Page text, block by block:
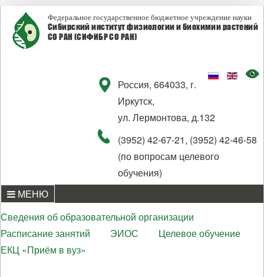
Федеральное государственное бюджетное учреждение науки
Сибирский институт физиологии и биохимии растений
СО РАН (СИФИБР СО РАН)
Россия, 664033, г.
Иркутск,
ул. Лермонтова, д.132
(3952) 42-67-21, (3952) 42-46-58
(по вопросам целевого
обучения)
МЕНЮ
Сведения об образовательной организации
Расписание занятий
ЭИОС
Целевое обучение
ЕКЦ «Приём в вуз»